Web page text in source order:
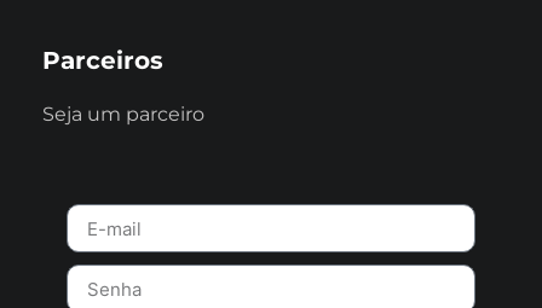
Parceiros
Seja um parceiro